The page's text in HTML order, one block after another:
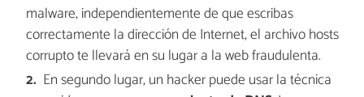
malware, independientemente de que escribas
correctamente la dirección de Internet, el archivo hosts
corrupto te llevará en su lugar a la web fraudulenta.
En segundo lugar, un hacker puede usar la técnica